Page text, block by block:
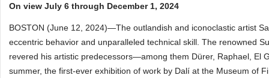
On view July 6 through December 1, 2024
BOSTON (June 12, 2024)—The outlandish and iconoclastic artist
eccentric behavior and unparalleled technical skill. The renowned
revered his artistic predecessors—among them Dürer, Raphael, El
summer, the first-ever exhibition of work by Dalí at the Museum of